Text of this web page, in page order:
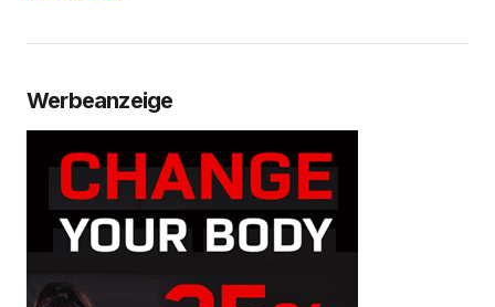
Werbeanzeige